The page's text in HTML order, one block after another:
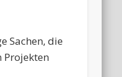
Sachen, die
Projekten